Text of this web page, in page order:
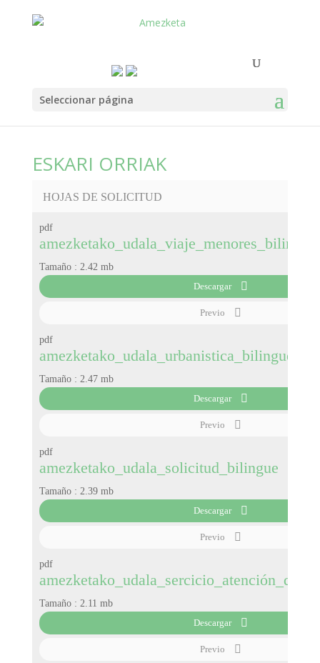
Seleccionar página
ESKARI ORRIAK
HOJAS DE SOLICITUD
pdf
amezketako_udala_viaje_menores_bilingue
Tamaño : 2.42 mb
Descargar
Previo
pdf
amezketako_udala_urbanistica_bilingue
Tamaño : 2.47 mb
Descargar
Previo
pdf
amezketako_udala_solicitud_bilingue
Tamaño : 2.39 mb
Descargar
Previo
pdf
Tamaño : 2.11 mb
Descargar
Previo